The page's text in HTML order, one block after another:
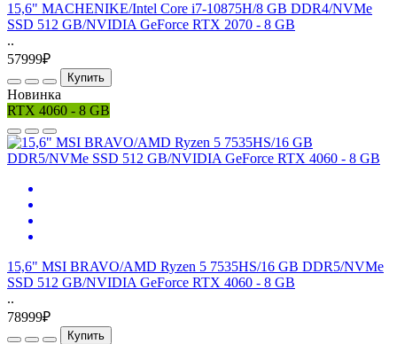
15,6" MACHENIKE/Intel Core i7-10875H/8 GB DDR4/NVMe
SSD 512 GB/NVIDIA GeForce RTX 2070 - 8 GB
..
57999₽
Купить
Новинка
RTX 4060 - 8 GB
15,6" MSI BRAVO/AMD Ryzen 5 7535HS/16 GB DDR5/NVMe
SSD 512 GB/NVIDIA GeForce RTX 4060 - 8 GB
..
78999₽
Купить